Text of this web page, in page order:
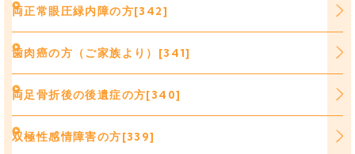
両正常眼圧緑内障の方[342]
歯肉癌の方（ご家族より）[341]
両足骨折後の後遺症の方[340]
双極性感情障害の方[339]